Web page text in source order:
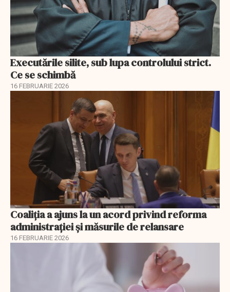
Executările silite, sub lupa controlului strict.
Ce se schimbă
16 FEBRUARIE 2026
Coaliția a ajuns la un acord privind reforma
administrației și măsurile de relansare
16 FEBRUARIE 2026